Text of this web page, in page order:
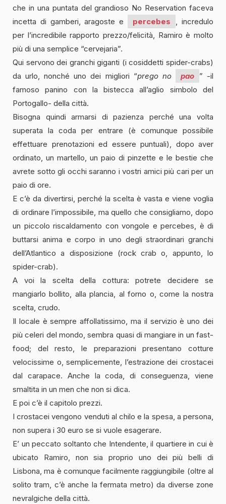
che in una puntata del grandioso No Reservation faceva
incetta di gamberi, aragoste e
percebes
, incredulo
per l’incredibile rapporto prezzo/felicità, Ramiro è molto
più di una semplice “cervejaria”.
Qui servono dei granchi giganti (i cosiddetti spider-crabs)
da urlo, nonché uno dei migliori “prego no pao ” -il
famoso panino con la bistecca all’aglio simbolo del
Portogallo- della città.
Bisogna quindi armarsi di pazienza perché una volta
superata la coda per entrare (è comunque possibile
effettuare prenotazioni ed essere puntuali), dopo aver
ordinato, un martello, un paio di pinzette e le bestie che
avrete sotto gli occhi saranno i vostri amici più cari per un
paio di ore.
E c’è da divertirsi, perché la scelta è vasta e viene voglia
di ordinare l’impossibile, ma quello che consigliamo, dopo
un piccolo riscaldamento con vongole e percebes, è di
buttarsi anima e corpo in uno degli straordinari granchi
dell’Atlantico a disposizione (rock crab o, appunto, lo
spider-crab).
A voi la scelta della cottura: potrete decidere se
mangiarlo bollito, alla plancia, al forno o, come la nostra
scelta, crudo.
Il locale è sempre affollatissimo, ma il servizio è uno dei
più celeri del mondo, sembra quasi di mangiare in un fast-
food; del resto, le preparazioni presentano cotture
velocissime o, semplicemente, l’estrazione dei crostacei
dal carapace. Anche la coda, di conseguenza, viene
smaltita in un men che non si dica.
E poi c’è il capitolo prezzi.
I crostacei vengono venduti al chilo e la spesa, a persona,
non supera i 30 euro se si vuole esagerare.
E’ un peccato soltanto che Intendente, il quartiere in cui è
ubicato Ramiro, non sia proprio uno dei più belli di
Lisbona, ma è comunque facilmente raggiungibile (oltre al
solito tram, c’è anche la fermata metro) da diverse zone
nevralgiche della città.